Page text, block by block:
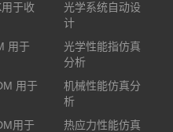
于收
用于
用于
用于
光学系统自动设
计
光学性能指仿真
分析
机械性能仿真分
析
热应力性能仿真